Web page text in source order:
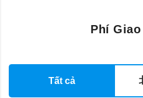
Phí
Tất cả